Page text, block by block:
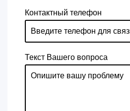
Контактный телефон
Текст Вашего вопроса